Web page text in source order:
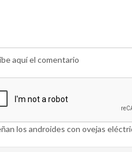
aquí el comentario
los androides con ovejas